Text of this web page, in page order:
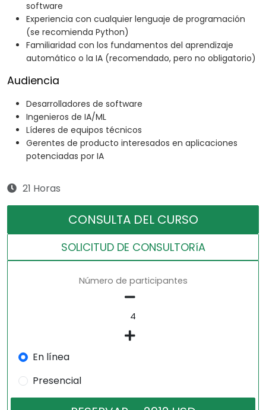
software
Experiencia con cualquier lenguaje de programación
(se recomienda Python)
Familiaridad con los fundamentos del aprendizaje
automático o la IA (recomendado, pero no obligatorio)
Audiencia
Desarrolladores de software
Ingenieros de IA/ML
Líderes de equipos técnicos
Gerentes de producto interesados en aplicaciones
potenciadas por IA
21 Horas
CONSULTA DEL CURSO
SOLICITUD DE CONSULTORíA
Número de participantes
En línea
Presencial